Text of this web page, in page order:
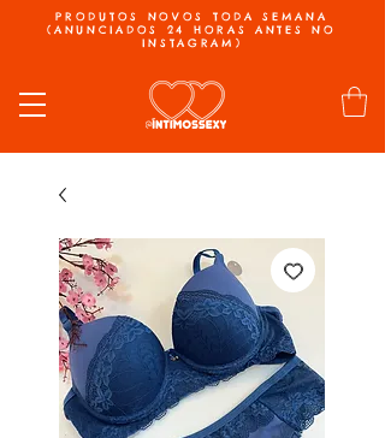
PRODUTOS NOVOS TODA SEMANA
(ANUNCIADOS 24 HORAS ANTES NO
INSTAGRAM)